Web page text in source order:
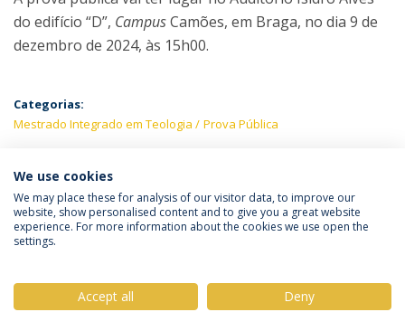
do edifício “D”, CampusCamões, em Braga, no dia 9 de
dezembro de 2024, às 15h00.
Categorias:
Mestrado Integrado em Teologia
Prova Pública
PRÓXIMOS EVENTOS
Política de Privacidade
Termos & Condições
We use cookies
We may place these for analysis of our visitor data, to improve our
website, show personalised content and to give you a great website
experience. For more information about the cookies we use open the
settings.
Accept all Deny